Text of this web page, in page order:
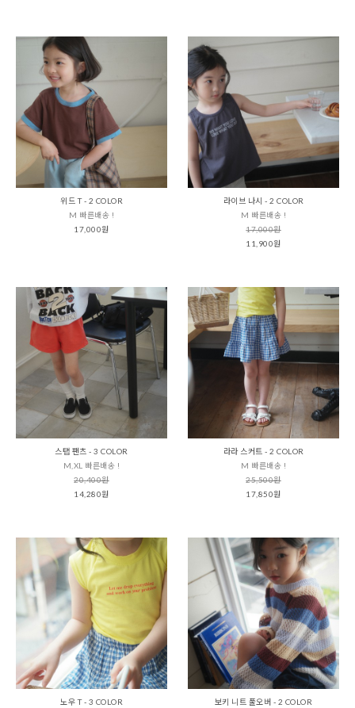
위드 T - 2 COLOR
M 빠른배송 !
17,000원
라이브 나시 - 2 COLOR
M 빠른배송 !
17,000원
11,900원
스탭 팬츠 - 3 COLOR
M,XL 빠른배송 !
20,400원
14,280원
라라 스커트 - 2 COLOR
M 빠른배송 !
25,500원
17,850원
노우 T - 3 COLOR
보키 니트 풀오버 - 2 COLOR